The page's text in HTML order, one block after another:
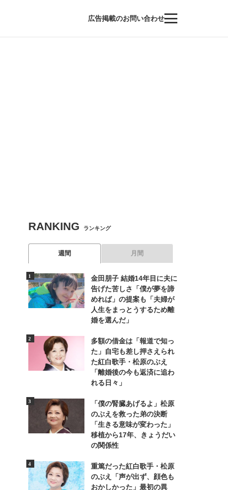
広告掲載のお問い合わせ
RANKING ランキング
週間 月間
金田朋子 結婚14年目に夫に
告げた苦しさ「僕が夢を諦
めれば」の提案も「夫婦が
人生をまっとうするため離
婚を選んだ」
多額の借金は「報道で知っ
た」自宅も差し押さえられ
た紅白歌手・松原のぶえ
「離婚後の今も返済に追わ
れる日々」
「僕の腎臓あげるよ」松原
のぶえを救った弟の決断
「生きる意味が変わった」
移植から17年、きょうだい
の関係性
重篤だった紅白歌手・松原
のぶえ「声が出ず、顔色も
おかしかった」最初の異